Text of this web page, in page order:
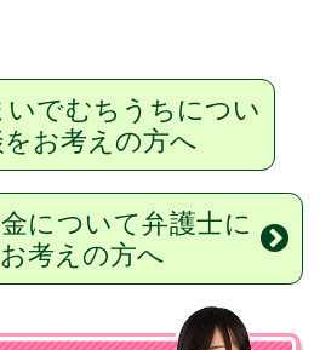
いでむちうちについ
お考えの方へ
について弁護士に
考えの方へ